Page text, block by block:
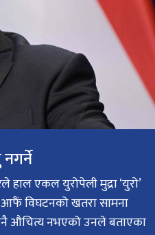
हाल एकल युरोपेली मुद्रा ‘युरो’
विघटनको खतरा सामना
औचित्य नभएको उनले बताएका